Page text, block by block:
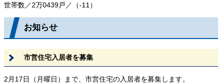
世帯数／2万0439戸／（-11）
お知らせ
市営住宅入居者を募集
2月17日（月曜日）まで、市営住宅の入居者を募集します。